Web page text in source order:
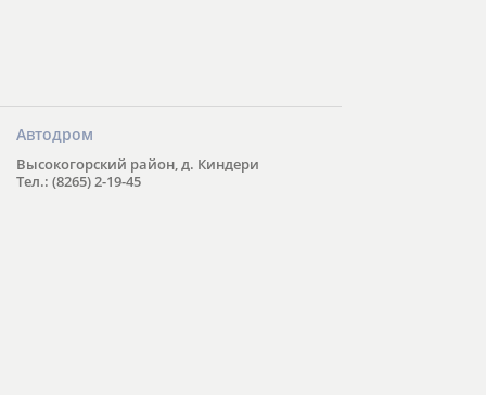
Автодром
Высокогорский район, д. Киндери
Тел.: (8265) 2-19-45